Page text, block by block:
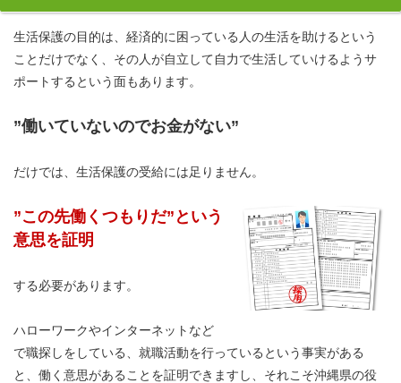
生活保護の目的は、経済的に困っている人の生活を助けるという
ことだけでなく、その人が自立して自力で生活していけるようサ
ポートするという面もあります。
”働いていないのでお金がない”
だけでは、生活保護の受給には足りません。
”この先働くつもりだ”という
意思を証明
する必要があります。
ハローワークやインターネットなど
で職探しをしている、就職活動を行っているという事実がある
と、働く意思があることを証明できますし、それこそ沖縄県の役